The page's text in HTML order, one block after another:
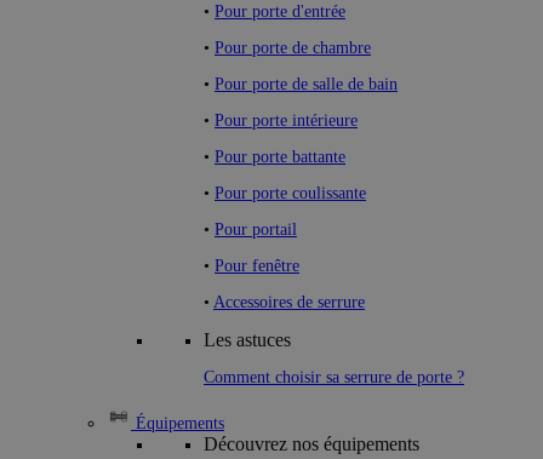
• Pour porte d'entrée
• Pour porte de chambre
• Pour porte de salle de bain
• Pour porte intérieure
• Pour porte battante
• Pour porte coulissante
• Pour portail
• Pour fenêtre
• Accessoires de serrure
Les astuces
Comment choisir sa serrure de porte ?
Équipements
Découvrez nos équipements